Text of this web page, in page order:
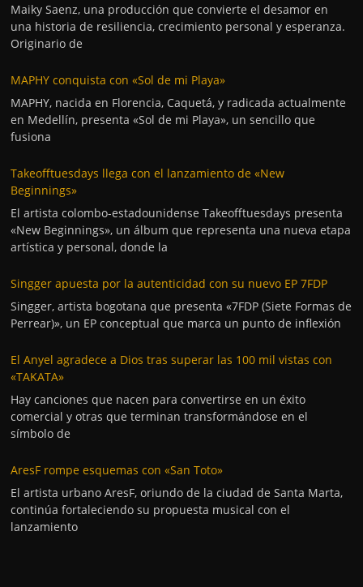
Maiky Saenz, una producción que convierte el desamor en
una historia de resiliencia, crecimiento personal y esperanza.
Originario de
MAPHY conquista con «Sol de mi Playa»
MAPHY, nacida en Florencia, Caquetá, y radicada actualmente
en Medellín, presenta «Sol de mi Playa», un sencillo que
fusiona
Takeofftuesdays llega con el lanzamiento de «New
Beginnings»
El artista colombo-estadounidense Takeofftuesdays presenta
«New Beginnings», un álbum que representa una nueva etapa
artística y personal, donde la
Singger apuesta por la autenticidad con su nuevo EP 7FDP
Singger, artista bogotana que presenta «7FDP (Siete Formas de
Perrear)», un EP conceptual que marca un punto de inflexión
El Anyel agradece a Dios tras superar las 100 mil vistas con
«TAKATA»
Hay canciones que nacen para convertirse en un éxito
comercial y otras que terminan transformándose en el
símbolo de
AresF rompe esquemas con «San Toto»
El artista urbano AresF, oriundo de la ciudad de Santa Marta,
continúa fortaleciendo su propuesta musical con el
lanzamiento